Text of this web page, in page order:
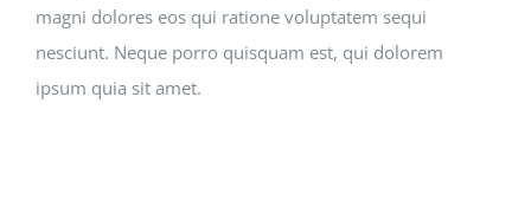
magni dolores eos qui ratione voluptatem sequi
nesciunt. Neque porro quisquam est, qui dolorem
ipsum quia sit amet.